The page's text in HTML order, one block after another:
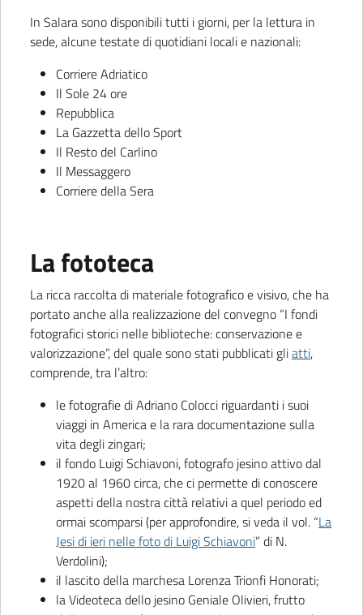
In Salara sono disponibili tutti i giorni, per la lettura in
sede, alcune testate di quotidiani locali e nazionali:
Corriere Adriatico
Il Sole 24 ore
Repubblica
La Gazzetta dello Sport
Il Resto del Carlino
Il Messaggero
Corriere della Sera
La fototeca
La ricca raccolta di materiale fotografico e visivo, che ha
portato anche alla realizzazione del convegno “I fondi
fotografici storici nelle biblioteche: conservazione e
valorizzazione”, del quale sono stati pubblicati gliatti,
comprende, tra l’altro:
le fotografie di Adriano Colocci riguardanti i suoi
viaggi in America e la rara documentazione sulla
vita degli zingari;
il fondo Luigi Schiavoni, fotografo jesino attivo dal
1920 al 1960 circa, che ci permette di conoscere
aspetti della nostra città relativi a quel periodo ed
ormai scomparsi (per approfondire, si veda il vol. “La
Jesi di ieri nelle foto di Luigi Schiavoni” di N.
Verdolini);
il lascito della marchesa Lorenza Trionfi Honorati;
la Videoteca dello jesino Geniale Olivieri, frutto